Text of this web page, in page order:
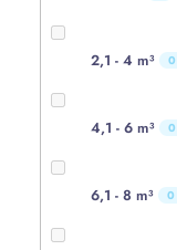
2,1 - 4 m³ 0
4,1 - 6 m³ 0
6,1 - 8 m³ 0